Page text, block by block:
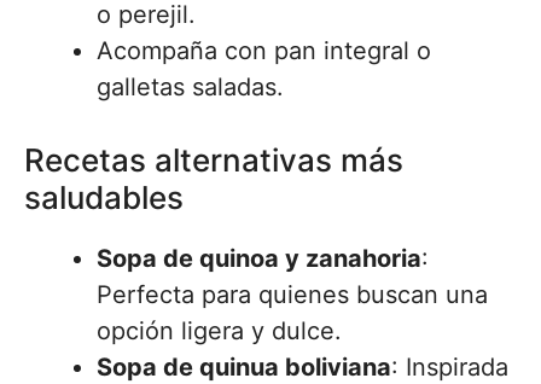
o perejil.
Acompaña con pan integral o
galletas saladas.
Recetas alternativas más
saludables
Sopa de quinoa y zanahoria:
Perfecta para quienes buscan una
opción ligera y dulce.
Sopa de quinua boliviana: Inspirada